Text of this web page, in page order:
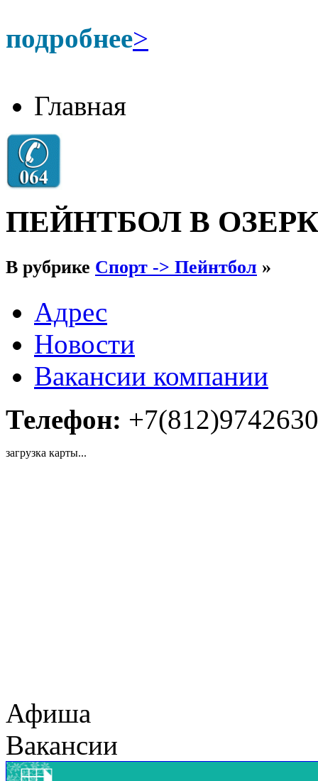
подробнее>
Главная
ПЕЙНТБОЛ В
В рубрике Спорт -> Пейнтбол »
Адрес
Новости
Вакансии компании
Телефон: +7(812)9742630
загрузка карты...
Афиша
Вакансии